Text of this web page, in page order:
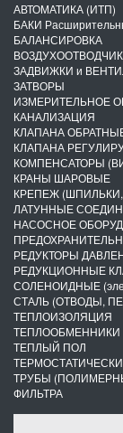
АВТОМАТИКА (ИТП)
БАКИ
БАЛАНСИРОВКА
ЗАДВИЖКИ и
ЗАТВОРЫ
ИЗМЕРИТЕЛЬНОЕ
КАНАЛИЗАЦИЯ
КЛАПАНА
КЛАПАНА
КОМПЕНСАТОРЫ
КРАНЫ ШАРОВЫЕ
КРЕПЕЖ
ЛАТУННЫЕ
НАСОСНОЕ
РЕДУКТОРЫ
РЕДУКЦИОННЫЕ
СОЛЕНОИДНЫЕ
СТАЛЬ (ОТВОДЫ,
ТЕПЛОИЗОЛЯЦИЯ
ТЕПЛООБМЕННИКИ
ТЕПЛЫЙ ПОЛ
ТРУБЫ
ФИЛЬТРА